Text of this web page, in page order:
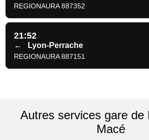
REGIONAURA 887352
21:52
← Lyon-Perrache
REGIONAURA 887151
Autres services gare de
Macé